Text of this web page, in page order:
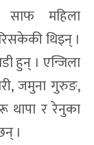
महिला
थिइन् ।
हुन् । एन्जिला
जमुना गुरुङ,
थापा र रेनुका
।